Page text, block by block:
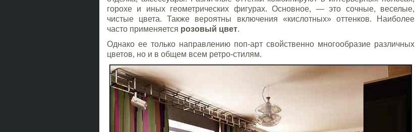
горохе и иных геометрических фигурах. Основное, — это сочные, веселые,
чистые цвета. Также вероятны включения «кислотных» оттенков. Наиболее
часто применяется розовый цвет.
Однако ее только направлению поп-арт свойственно многообразие различных
цветов, но и в общем всем ретро-стилям.